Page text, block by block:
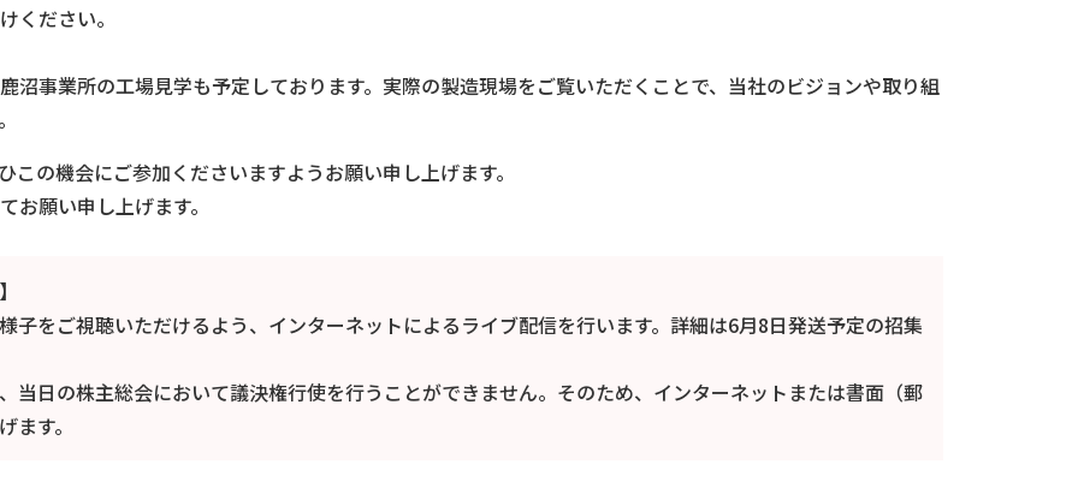
ください。
沼事業所の工場見学も予定しております。実際の製造現場をご覧いただくことで、当社のビジョンや取り組
の機会にご参加くださいますようお願い申し上げます。
お願い申し上げます。
子をご視聴いただけるよう、インターネットによるライブ配信を行います。詳細は6月8日発送予定の招集
当日の株主総会において議決権行使を行うことができません。そのため、インターネットまたは書面（郵
す。